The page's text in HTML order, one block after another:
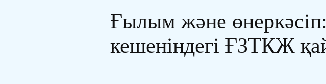
Ғылым және
кешеніндегі ҒЗТКЖ